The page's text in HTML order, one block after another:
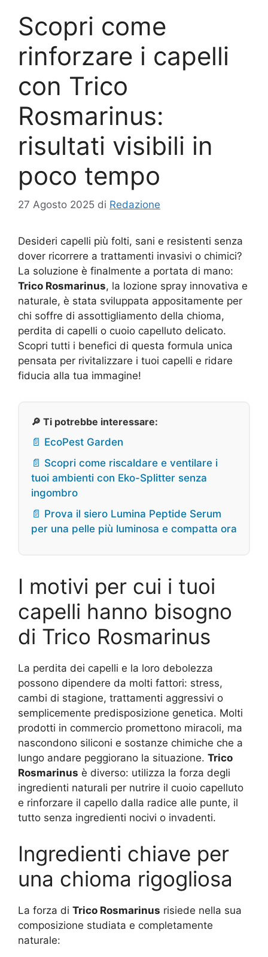
Scopri come
rinforzare i capelli
con Trico
Rosmarinus:
risultati visibili in
poco tempo
27 Agosto 2025 di Redazione
Desideri capelli più folti, sani e resistenti senza
dover ricorrere a trattamenti invasivi o chimici?
La soluzione è finalmente a portata di mano:
Trico Rosmarinus, la lozione spray innovativa e
naturale, è stata sviluppata appositamente per
chi soffre di assottigliamento della chioma,
perdita di capelli o cuoio capelluto delicato.
Scopri tutti i benefici di questa formula unica
pensata per rivitalizzare i tuoi capelli e ridare
fiducia alla tua immagine!
🔎 Ti potrebbe interessare:
📄 EcoPest Garden
📄 Scopri come riscaldare e ventilare i
tuoi ambienti con Eko-Splitter senza
ingombro
📄 Prova il siero Lumina Peptide Serum
per una pelle più luminosa e compatta ora
I motivi per cui i tuoi
capelli hanno bisogno
di Trico Rosmarinus
La perdita dei capelli e la loro debolezza
possono dipendere da molti fattori: stress,
cambi di stagione, trattamenti aggressivi o
semplicemente predisposizione genetica. Molti
prodotti in commercio promettono miracoli, ma
nascondono siliconi e sostanze chimiche che a
lungo andare peggiorano la situazione. Trico
Rosmarinus è diverso: utilizza la forza degli
ingredienti naturali per nutrire il cuoio capelluto
e rinforzare il capello dalla radice alle punte, il
tutto senza ingredienti nocivi o invadenti.
Ingredienti chiave per
una chioma rigogliosa
La forza di Trico Rosmarinus risiede nella sua
composizione studiata e completamente
naturale: